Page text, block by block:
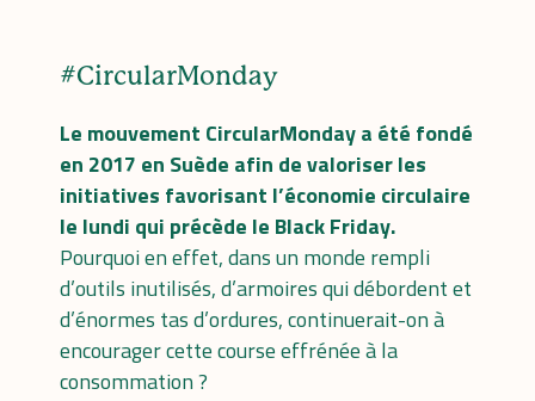
#CircularMonday
Le mouvement CircularMondaya été fondé
en 2017 en Suède afin de valoriser les
initiatives favorisant l’économie circulaire
le lundi qui précède le Black Friday.
Pourquoi en effet, dans un monde rempli
d’outils inutilisés, d’armoires qui débordent et
d’énormes tas d’ordures, continuerait-on à
encourager cette course effrénée à la
consommation ?